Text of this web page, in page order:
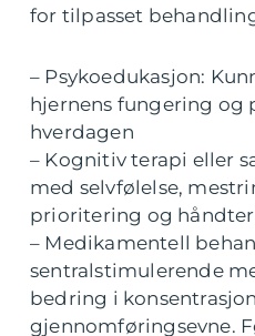
for tilpasset
– Psykoedukasjon:
hjernens fungering og
hverdagen
– Kognitiv terapi eller
med selvfølelse,
prioritering og
– Medikamentell
sentralstimulerende
bedring i
gjennomføringsevne.